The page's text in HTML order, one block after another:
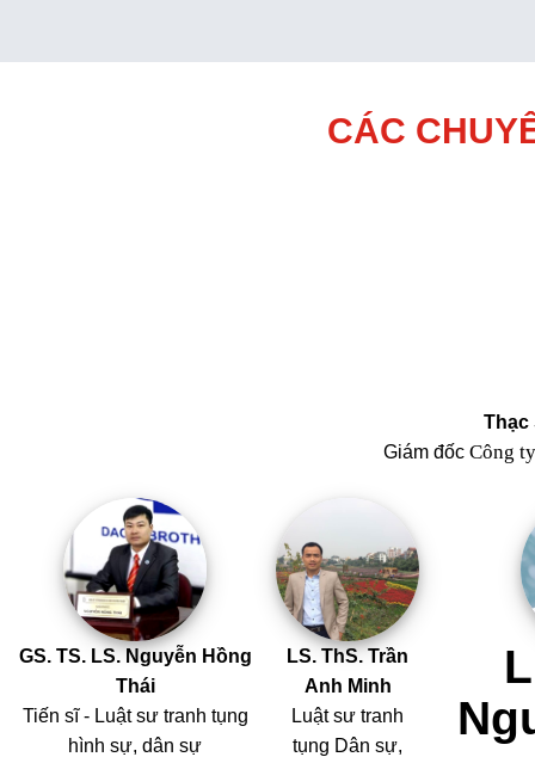
CÁC
Thạc
Giám đốc Công
GS. TS. LS. Nguyễn Hồng
Thái
Tiến sĩ - Luật sư tranh tụng
hình sự, dân sự
LS. ThS. Trần
Anh Minh
Luật sư tranh
tụng Dân sự,